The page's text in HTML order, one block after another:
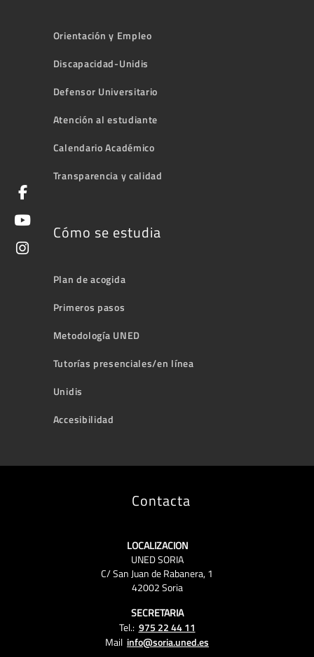
Orientación y Empleo
Discapacidad-Unidis
Defensor Universitario
Atención al estudiante
Calendario Académico
Transparencia y calidad
Cómo se estudia
Plan de acogida
Primeros pasos
Metodología UNED
Tutorías presenciales/en línea
Unidis
Accesibilidad
Contacta
LOCALIZACION
UNED SORIA
C/ San Juan de Rabanera, 1
42002 Soria
SECRETARIA
Tel.: 975 22 44 11
Mail info@soria.uned.es